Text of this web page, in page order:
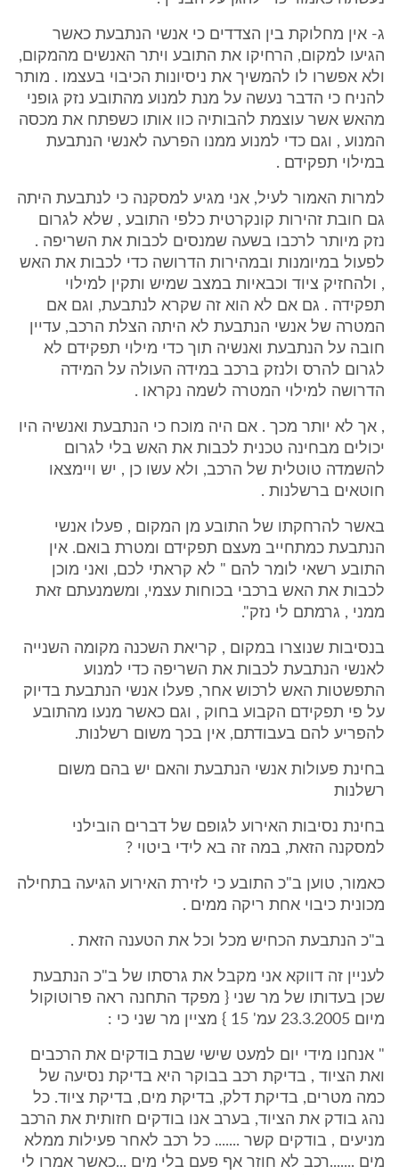
ג- אין מחלוקת בין הצדדים כי אנשי הנתבעת כאשר
הגיעו למקום, הרחיקו את התובע ויתר האנשים מהמקום,
ולא אפשרו לו להמשיך את ניסיונות הכיבוי בעצמו . מותר
להניח כי הדבר נעשה על מנת למנוע מהתובע נזק גופני
מהאש אשר עוצמת להבותיה כוו אותו כשפתח את מכסה
המנוע , וגם כדי למנוע ממנו הפרעה לאנשי הנתבעת
במילוי תפקידם .
למרות האמור לעיל, אני מגיע למסקנה כי לנתבעת היתה
גם חובת זהירות קונקרטית כלפי התובע , שלא לגרום
נזק מיותר לרכבו בשעה שמנסים לכבות את השריפה .
לפעול במיומנות ובמהירות הדרושה כדי לכבות את האש
, ולהחזיק ציוד וכבאיות במצב שמיש ותקין למילוי
תפקידה . גם אם לא הוא זה שקרא לנתבעת, וגם אם
המטרה של אנשי הנתבעת לא היתה הצלת הרכב, עדיין
חובה על הנתבעת ואנשיה תוך כדי מילוי תפקידם לא
לגרום להרס ולנזק ברכב במידה העולה על המידה
הדרושה למילוי המטרה לשמה נקראו .
, אך לא יותר מכך . אם היה מוכח כי הנתבעת ואנשיה היו
יכולים מבחינה טכנית לכבות את האש בלי לגרום
להשמדה טוטלית של הרכב, ולא עשו כן , יש ויימצאו
חוטאים ברשלנות .
באשר להרחקתו של התובע מן המקום , פעלו אנשי
הנתבעת כמתחייב מעצם תפקידם ומטרת בואם. אין
התובע רשאי לומר להם " לא קראתי לכם, ואני מוכן
לכבות את האש ברכבי בכוחות עצמי, ומשמנעתם זאת
ממני , גרמתם לי נזק".
בנסיבות שנוצרו במקום , קריאת השכנה מקומה השנייה
לאנשי הנתבעת לכבות את השריפה כדי למנוע
התפשטות האש לרכוש אחר, פעלו אנשי הנתבעת בדיוק
על פי תפקידם הקבוע בחוק , וגם כאשר מנעו מהתובע
להפריע להם בעבודתם, אין בכך משום רשלנות.
בחינת פעולות אנשי הנתבעת והאם יש בהם משום
רשלנות
בחינת נסיבות האירוע לגופם של דברים הובילני
למסקנה הזאת, במה זה בא לידי ביטוי ?
כאמור, טוען ב"כ התובע כי לזירת האירוע הגיעה בתחילה
מכונית כיבוי אחת ריקה ממים .
ב"כ הנתבעת הכחיש מכל וכל את הטענה הזאת .
לעניין זה דווקא אני מקבל את גרסתו של ב"כ הנתבעת
שכן בעדותו של מר שני { מפקד התחנה ראה פרוטוקול
מיום 23.3.2005 עמ' 15 } מציין מר שני כי :
" אנחנו מידי יום למעט שישי שבת בודקים את הרכבים
ואת הציוד , בדיקת רכב בבוקר היא בדיקת נסיעה של
כמה מטרים, בדיקת דלק, בדיקת מים, בדיקת ציוד. כל
נהג בודק את הציוד, בערב אנו בודקים חזותית את הרכב
מניעים , בודקים קשר ....... כל רכב לאחר פעילות ממלא
מים .......רכב לא חוזר אף פעם בלי מים ...כאשר אמרו לי